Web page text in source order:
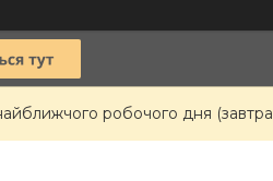
робочого дня